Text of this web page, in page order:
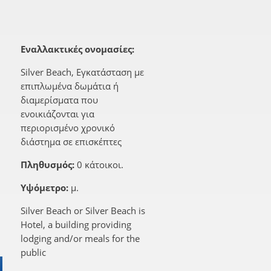
Εναλλακτικές ονομασίες:
Silver Beach, Εγκατάσταση με
επιπλωμένα δωμάτια ή
διαμερίσματα που
ενοικιάζονται για
περιορισμένο χρονικό
διάστημα σε επισκέπτες
Πληθυσμός: 0 κάτοικοι.
Υψόμετρο: μ.
Silver Beach or Silver Beach is
Hotel, a building providing
lodging and/or meals for the
public